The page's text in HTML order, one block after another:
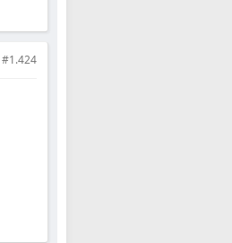
#1.424